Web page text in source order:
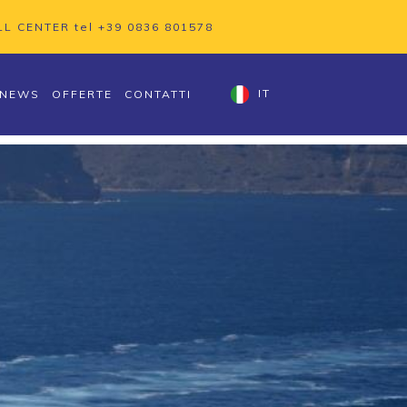
CENTER tel +39 0836 801578
NEWS OFFERTE CONTATTI IT